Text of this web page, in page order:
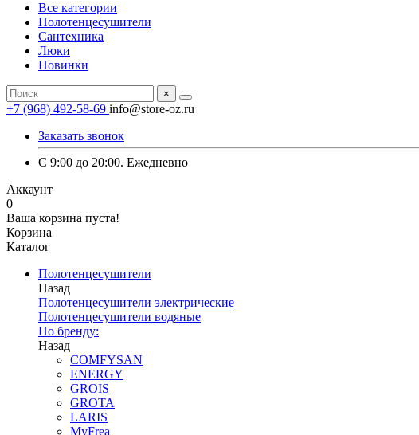
Все категории
Полотенцесушители
Сантехника
Люки
Новинки
×
+7 (968) 492-58-69 info@store-oz.ru
Заказать звонок
C 9:00 до 20:00. Ежедневно
Аккаунт
0
Ваша корзина пуста!
Корзина
Каталог
Полотенцесушители
Назад
Полотенцесушители электрические
Полотенцесушители водяные
По бренду:
Назад
COMFYSAN
ENERGY
GROIS
GROTA
LARIS
MyFrea